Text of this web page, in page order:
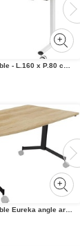
Table mobile rabattable - L.160 x P.80 cm - Plateau Chêne - Pieds Blanc
Table mobile rabattable Eureka angle arrondi à gauche - L.170 x P.80 cm - Plateau Chêne Nebraska - Pieds Noir